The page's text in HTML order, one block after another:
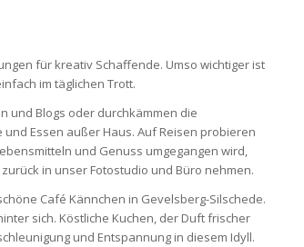
für kreativ Schaffende. Umso wichtiger ist
im täglichen Trott.
und Blogs oder durchkämmen die
Essen außer Haus. Auf Reisen probieren
und Genuss umgegangen wird,
in unser Fotostudio und Büro nehmen.
Café Kännchen in Gevelsberg-Silschede.
sich. Köstliche Kuchen, der Duft frischer
und Entspannung in diesem Idyll.